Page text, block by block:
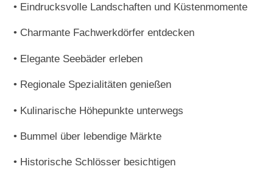
• Eindrucksvolle Landschaften und Küstenmomente
• Charmante Fachwerkdörfer entdecken
• Elegante Seebäder erleben
• Regionale Spezialitäten genießen
• Kulinarische Höhepunkte unterwegs
• Bummel über lebendige Märkte
• Historische Schlösser besichtigen